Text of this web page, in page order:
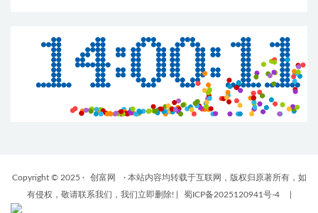
Copyright © 2025 · 创富网
· 本站内容均转载于互联网，版权归原著所有，如
有侵权，敬请联系我们，我们立即删除!
蜀ICP备2025120941号-4